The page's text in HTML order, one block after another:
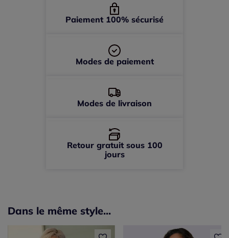
Paiement 100% sécurisé
Modes de paiement
Modes de livraison
Retour gratuit sous 100
jours
Dans le même style...